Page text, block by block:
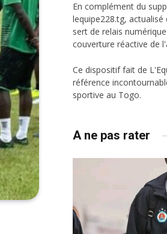
En complément du
lequipe228.tg,
sert de relais
couverture réactive de
Ce dispositif fait de
référence
sportive au Togo.
A ne pas rater